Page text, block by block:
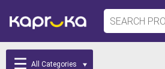
All Categories